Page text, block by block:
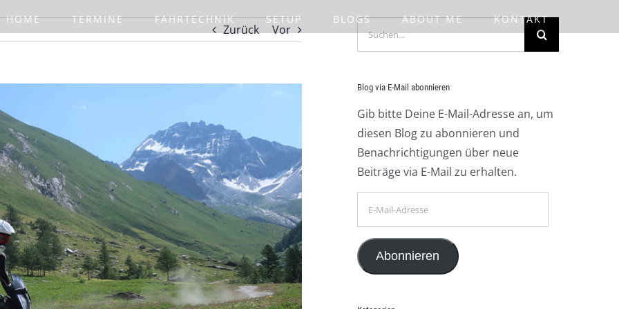
HOME TERMINE FAHRTECHNIK SETUP BLOGS ABOUT ME KONTAKT
Zurück Vor
Suche
Blog via E-Mail abonnieren
Gib bitte Deine E-Mail-Adresse an, um
diesen Blog zu abonnieren und
Benachrichtigungen über neue
Beiträge via E-Mail zu erhalten.
Adresse
Abonnieren